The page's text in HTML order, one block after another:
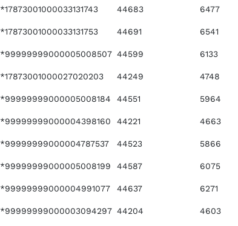
*17873001000033131743 44683 6477
*17873001000033131753 44691 6541
*99999999000005008507 44599 6133
*17873001000027020203 44249 4748
*99999999000005008184 44551 5964
*99999999000004398160 44221 4663
*99999999000004787537 44523 5866
*99999999000005008199 44587 6075
*99999999000004991077 44637 6271
*99999999000003094297 44204 4603